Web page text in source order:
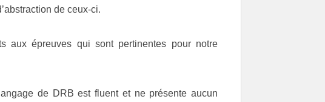
de ceux-ci.
aux épreuves qui sont pertinentes pour notre
de DRB est fluent et ne présente aucun